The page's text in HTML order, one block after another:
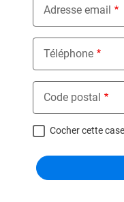
Adresse email
Téléphone
Code postal
Cocher cette